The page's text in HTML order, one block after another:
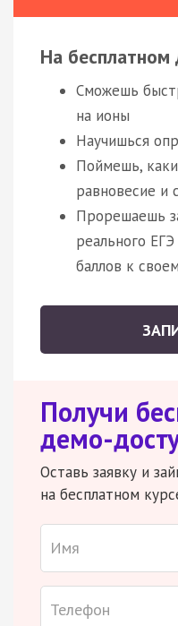
На
Сможешь
на ионы
Научишься
Поймешь,
равновесие и
Прорешаешь
реального
баллов к
Получи
демо-
Оставь заявку и
на бесплатном